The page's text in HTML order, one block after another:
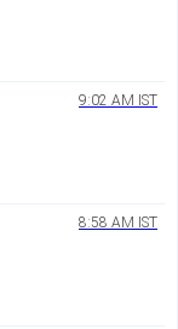
9:02 AM IST
8:58 AM IST